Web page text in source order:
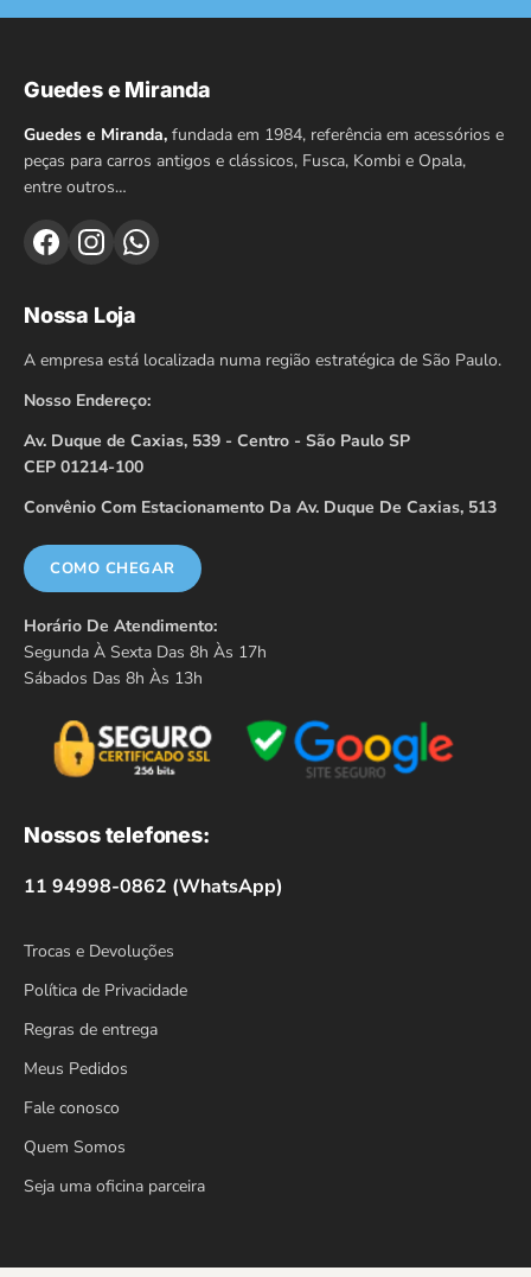
Guedes e Miranda
Guedes e Miranda, fundada em 1984, referência em acessórios e
peças para carros antigos e clássicos, Fusca, Kombi e Opala,
entre outros…
Nossa Loja
A empresa está localizada numa região estratégica de São Paulo.
Nosso Endereço:
Av. Duque de Caxias, 539 - Centro - São Paulo SP
CEP 01214-100
Convênio Com Estacionamento Da Av. Duque De Caxias, 513
COMO CHEGAR
Horário De Atendimento:
Segunda À Sexta Das 8h Às 17h
Sábados Das 8h Às 13h
Nossos telefones:
11 94998-0862 (WhatsApp)
Trocas e Devoluções
Política de Privacidade
Regras de entrega
Meus Pedidos
Fale conosco
Quem Somos
Seja uma oficina parceira